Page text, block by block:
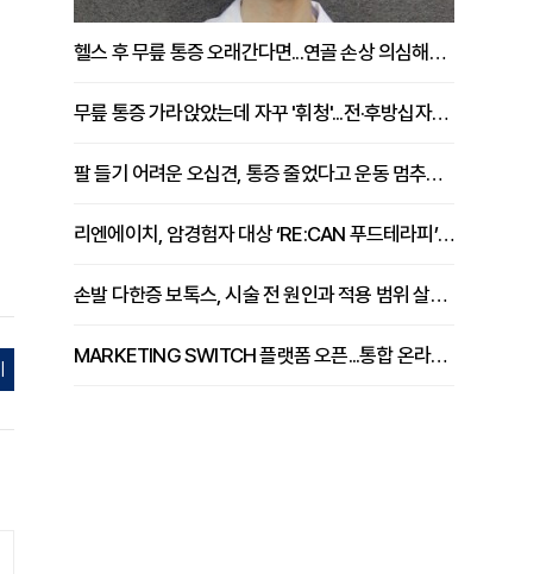
헬스 후 무릎 통증 오래간다면...연골 손상 의심해야 [김상범 원장 칼럼]
무릎 통증 가라앉았는데 자꾸 '휘청'...전·후방십자인대 파열 확인해야 [곽우경 원장 칼럼]
팔 들기 어려운 오십견, 통증 줄었다고 운동 멈추면 안 되는 이유 [이병욱 원장 칼럼]
리엔에이치, 암경험자 대상 ‘RE:CAN 푸드테라피’ 운영
손발 다한증 보톡스, 시술 전 원인과 적용 범위 살펴야 [강윤일 원장 칼럼]
MARKETING SWITCH 플랫폼 오픈...통합 온라인 마케팅 서비스 확대